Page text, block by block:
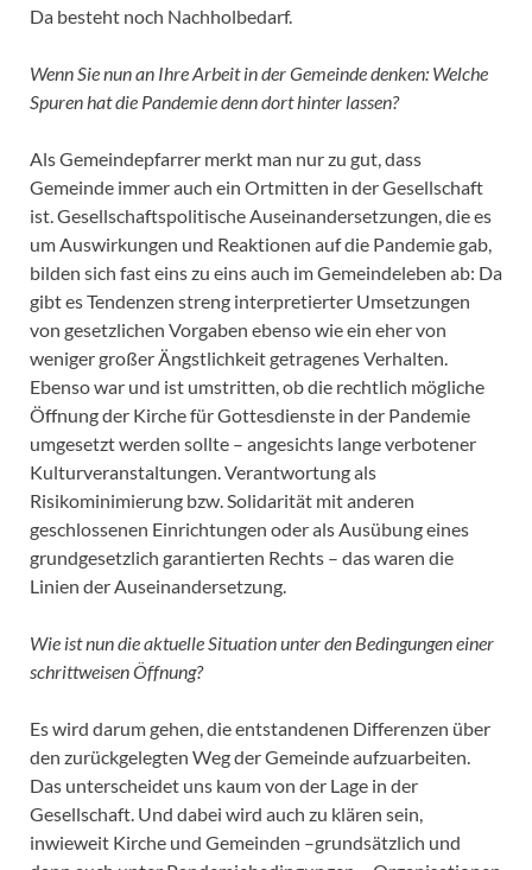
Da besteht noch Nachholbedarf.
Wenn Sie nun an Ihre Arbeit in der Gemeinde denken: Welche
Spuren hat die Pandemie denn dort hinter lassen?
Als Gemeindepfarrer merkt man nur zu gut, dass
Gemeinde immer auch ein Ortmitten in der Gesellschaft
ist. Gesellschaftspolitische Auseinandersetzungen, die es
um Auswirkungen und Reaktionen auf die Pandemie gab,
bilden sich fast eins zu eins auch im Gemeindeleben ab: Da
gibt es Tendenzen streng interpretierter Umsetzungen
von gesetzlichen Vorgaben ebenso wie ein eher von
weniger großer Ängstlichkeit getragenes Verhalten.
Ebenso war und ist umstritten, ob die rechtlich mögliche
Öffnung der Kirche für Gottesdienste in der Pandemie
umgesetzt werden sollte – angesichts lange verbotener
Kulturveranstaltungen. Verantwortung als
Risikominimierung bzw. Solidarität mit anderen
geschlossenen Einrichtungen oder als Ausübung eines
grundgesetzlich garantierten Rechts – das waren die
Linien der Auseinandersetzung.
Wie ist nun die aktuelle Situation unter den Bedingungen einer
schrittweisen Öffnung?
Es wird darum gehen, die entstandenen Differenzen über
den zurückgelegten Weg der Gemeinde aufzuarbeiten.
Das unterscheidet uns kaum von der Lage in der
Gesellschaft. Und dabei wird auch zu klären sein,
inwieweit Kirche und Gemeinden –grundsätzlich und